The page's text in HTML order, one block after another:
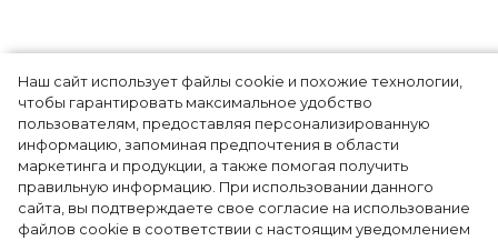
Наш сайт использует файлы cookie и похожие технологии,
чтобы гарантировать максимальное удобство
пользователям, предоставляя персонализированную
информацию, запоминая предпочтения в области
маркетинга и продукции, а также помогая получить
правильную информацию. При использовании данного
сайта, вы подтверждаете свое согласие на использование
файлов cookie в соответствии с настоящим уведомлением